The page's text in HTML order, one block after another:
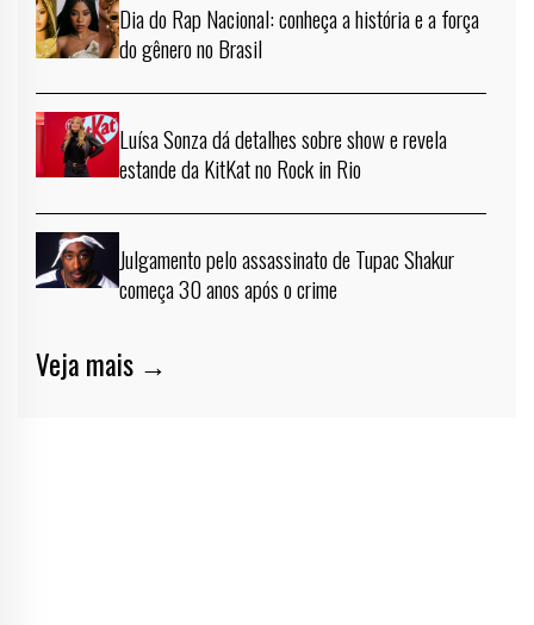
Dia do Rap Nacional: conheça a história e a força
do gênero no Brasil
Luísa Sonza dá detalhes sobre show e revela
estande da KitKat no Rock in Rio
Julgamento pelo assassinato de Tupac Shakur
começa 30 anos após o crime
Veja mais →